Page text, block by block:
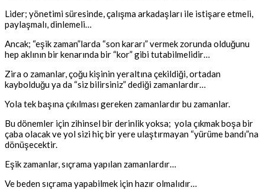
Lider; yönetimi süresinde, çalışma arkadaşları ile istişare etmeli,
paylaşmalı, dinlemeli…
Ancak; “eşik zaman”larda “son kararı” vermek zorunda olduğunu
hep aklının bir kenarında bir “kor” gibi tutabilmelidir…
Zira o zamanlar, çoğu kişinin yeraltına çekildiği, ortadan
kaybolduğu ya da “siz bilirsiniz” dediği zamanlardır…
Yola tek başına çıkılması gereken zamanlardır bu zamanlar.
Bu dönemler için zihinsel bir derinlik yoksa; yola çıkmak boşa bir
çaba olacak ve yol sizi hiç bir yere ulaştırmayan “yürüme bandı”na
dönüşecektir.
Eşik zamanlar, sıçrama yapılan zamanlardır…
Ve beden sıçrama yapabilmek için hazır olmalıdır…